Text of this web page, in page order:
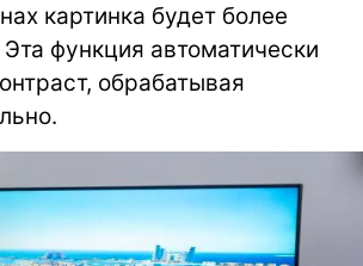
картинка будет более
функция автоматически
обрабатывая